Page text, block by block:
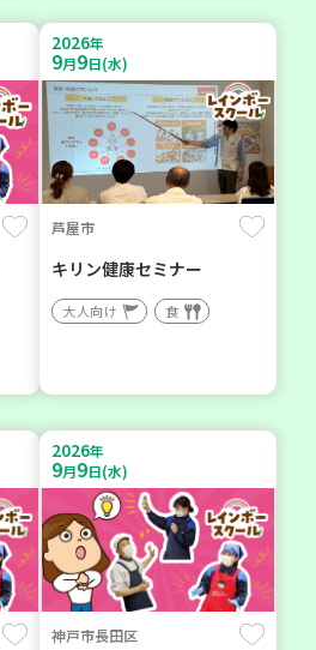
2026年
9月9日(水)
芦屋市
キリン健康セミナー
大人向け 食
2026年
9月9日(水)
神戸市長田区